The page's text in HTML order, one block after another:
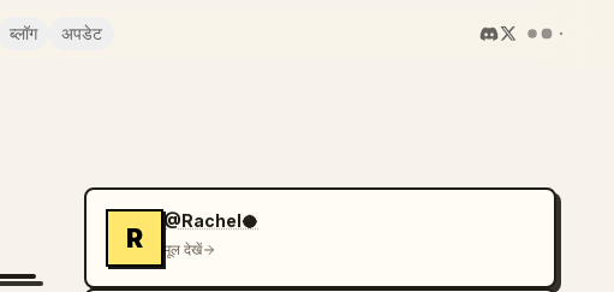
ब्लॉग अपडेट
R
@Rachel🥥
मूल देखें